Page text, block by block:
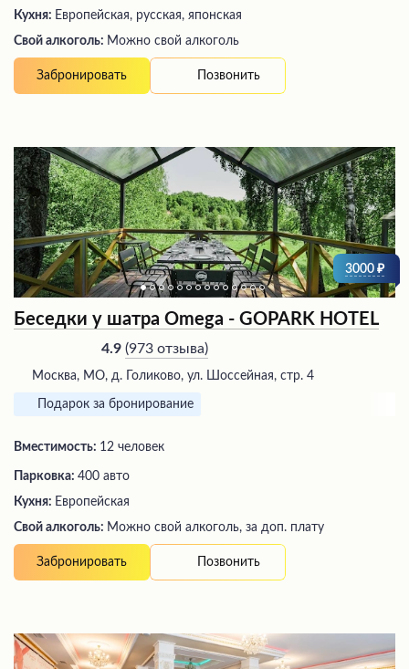
Кухня: Европейская, русская, японская
Свой алкоголь: Можно свой алкоголь
Забронировать Позвонить
3000
Беседки у шатра Omega - GOPARK HOTEL
4.9 (973 отзыва)
Москва, МО, д. Голиково, ул. Шоссейная, стр. 4
Подарок за бронирование
Вместимость: 12 человек
Парковка: 400 авто
Кухня: Европейская
Свой алкоголь: Можно свой алкоголь, за доп. плату
Забронировать Позвонить